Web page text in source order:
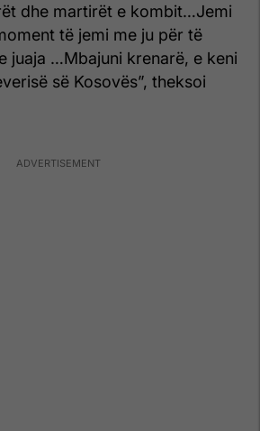
dhe martirët e kombit…Jemi
të jemi me ju për të
juaja …Mbajuni krenarë, e keni
së Kosovës”, theksoi